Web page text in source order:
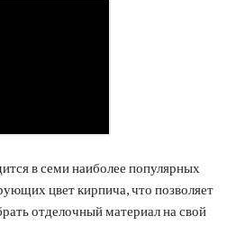
в семи наиболее популярных
цвет кирпича, что позволяет
отделочный материал на свой